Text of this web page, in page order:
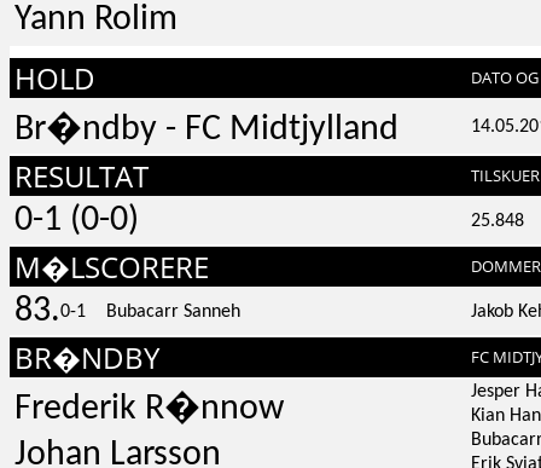
Yann Rolim
HOLD DATO
Br�ndby - FC Midtjylland
RESULTAT
0-1 (0-0) 25.848
M�LSCORERE DOMMER
83.0-1 Bubacarr Sanneh Jakob
BR�NDBY FC
Frederik R�nnow
Johan Larsson
Jesper
Kian